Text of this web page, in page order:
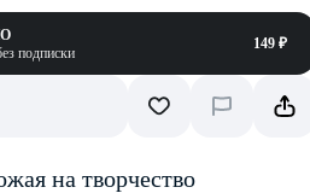
подписки
149 ₽
на творчество